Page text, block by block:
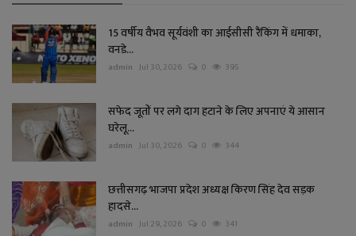
15 वर्षीय वैभव सूर्यवंशी का आईसीसी रैंकिंग में धमाका,
वनडे...
admin Jul 30, 2026 0 395
सफेद जूतों पर लगे दाग हटाने के लिए अपनाएं ये आसान
घरेलू...
admin Jul 30, 2026 0 344
छत्तीसगढ़ भाजपा प्रदेश अध्यक्ष किरण सिंह देव सड़क
हादसे...
admin Jul 29, 2026 0 341